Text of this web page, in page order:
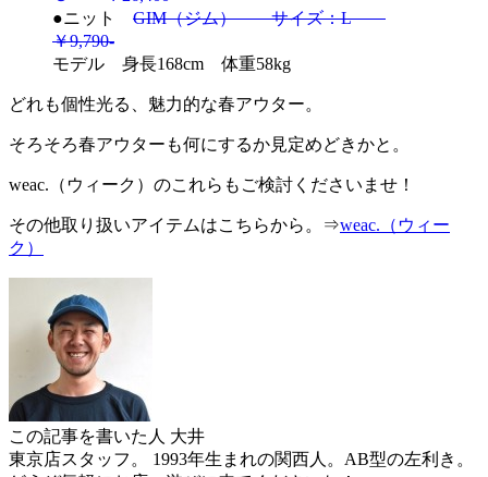
●ニット GIM（ジム） サイズ：L
￥9,790-
モデル 身長168cm 体重58kg
どれも個性光る、魅力的な春アウター。
そろそろ春アウターも何にするか見定めどきかと。
weac.（ウィーク）のこれらもご検討くださいませ！
その他取り扱いアイテムはこちらから。⇒weac.（ウィー
ク）
この記事を書いた人 大井
東京店スタッフ。 1993年生まれの関西人。AB型の左利き。